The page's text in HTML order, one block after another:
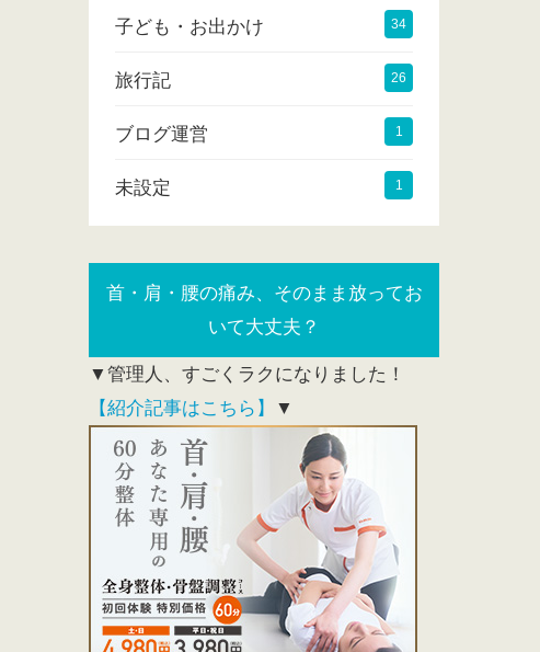
子ども・お出かけ 34
旅行記 26
ブログ運営 1
未設定 1
首・肩・腰の痛み、そのまま放ってお
いて大丈夫？
▼管理人、すごくラクになりました！
【紹介記事はこちら】
▼